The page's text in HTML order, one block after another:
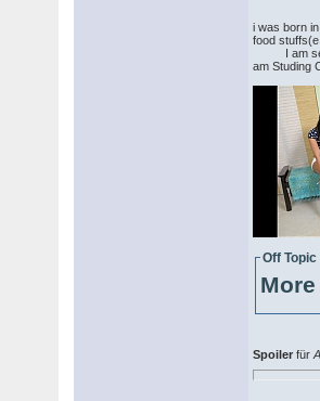
i was born
food
I am self-
am Studing
Off
Spoiler für